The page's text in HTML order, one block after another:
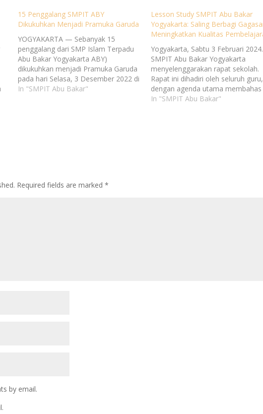
15 Penggalang SMPIT ABY
Dikukuhkan Menjadi Pramuka Garuda
YOGYAKARTA — Sebanyak 15
penggalang dari SMP Islam Terpadu
Abu Bakar Yogyakarta ABY)
dikukuhkan menjadi Pramuka Garuda
pada hari Selasa, 3 Desember 2022 di
Pondok Pemuda Ambar
In "SMPIT Abu Bakar"
Lesson Study SMPIT Abu Bakar
Yogyakarta: Saling Berbagi
Meningkatkan Kualitas
Yogyakarta, Sabtu 3 Februari 2024.
SMPIT Abu Bakar Yogyakarta
menyelenggarakan rapat sekolah.
Rapat ini dihadiri oleh seluruh guru,
dengan agenda utama membahas
program lesson study untuk
In "SMPIT Abu Bakar"
Required fields are marked*
by email.